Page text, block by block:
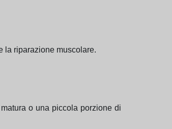
la riparazione muscolare.
o una piccola porzione di